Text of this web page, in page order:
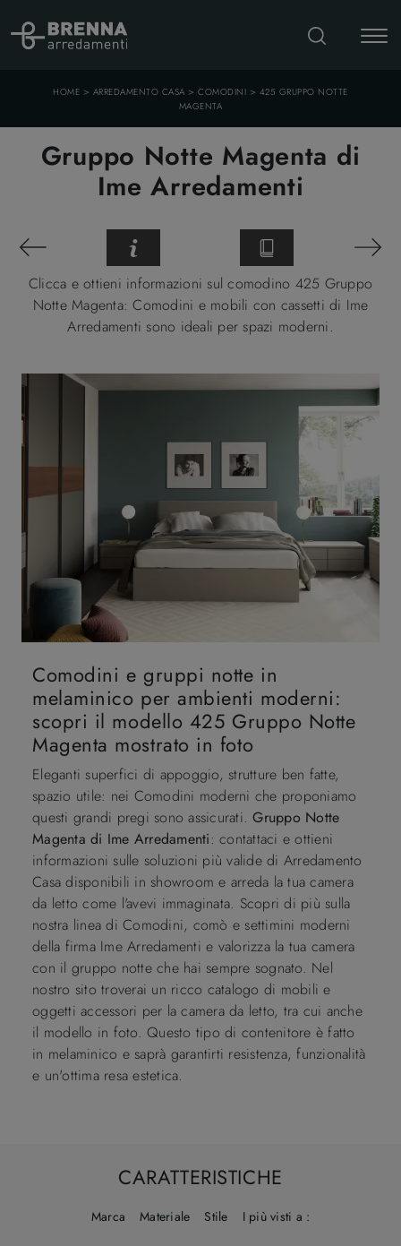
HOME > ARREDAMENTO CASA >COMODINI > 425 GRUPPO NOTTE
MAGENTA
Gruppo Notte Magenta di
Ime Arredamenti
Clicca e ottieni informazioni sul comodino 425 Gruppo
Notte Magenta: Comodini e mobili con cassetti di Ime
Arredamenti sono ideali per spazi moderni.
Comodini e gruppi notte in
melaminico per ambienti moderni:
scopri il modello 425 Gruppo Notte
Magenta mostrato in foto
Eleganti superfici di appoggio, strutture ben fatte,
spazio utile: nei Comodini moderni che proponiamo
questi grandi pregi sono assicurati.Gruppo Notte
Magenta di Ime Arredamenti: contattaci e ottieni
informazioni sulle soluzioni più valide di Arredamento
Casa disponibili in showroom e arreda la tua camera
da letto come l'avevi immaginata. Scopri di più sulla
nostra linea di Comodini, comò e settimini moderni
della firma Ime Arredamenti e valorizza la tua camera
con il gruppo notte che hai sempre sognato. Nel
nostro sito troverai un ricco catalogo di mobili e
oggetti accessori per la camera da letto, tra cui anche
il modello in foto. Questo tipo di contenitore è fatto
in melaminico e saprà garantirti resistenza, funzionalità
e un'ottima resa estetica.
CARATTERISTICHE
Marca Materiale Stile I più visti a :